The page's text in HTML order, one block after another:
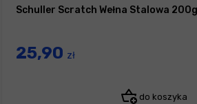
Schuller Scratch Wełna Stalowa
25,90 zł
do koszyka